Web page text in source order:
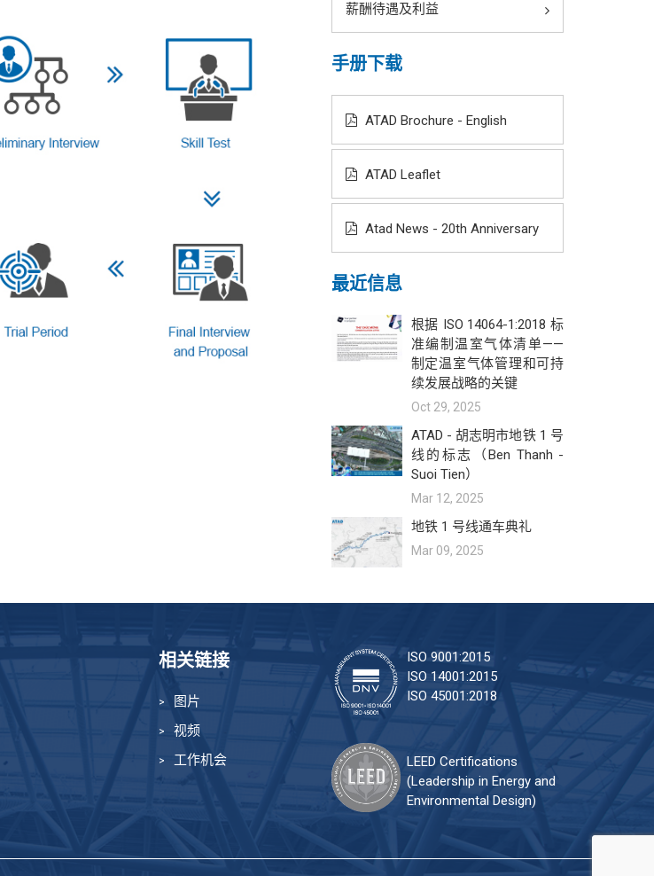
薪酬待遇及利益
手册下载
ATAD Brochure - English
ATAD Leaflet
Atad News - 20th Anniversary
最近信息
根据 ISO 14064-1:2018 标
准编制温室气体清单——
制定温室气体管理和可持
续发展战略的关键
Oct 29, 2025
ATAD - 胡志明市地铁 1 号
线的标志（Ben Thanh -
Suoi Tien）
Mar 12, 2025
地铁 1 号线通车典礼
Mar 09, 2025
相关链接
图片
视频
工作机会
ISO 9001:2015
ISO 14001:2015
ISO 45001:2018
LEED Certifications
(Leadership in Energy and
Environmental Design)